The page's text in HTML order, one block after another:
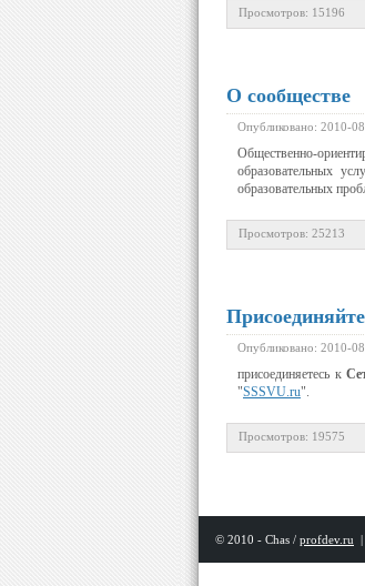
Просмотров: 15196
О сообществе
Опубликовано: 2010-
Общественно-
образовательных
образовательных
Просмотров: 25213
Опубликовано: 2010-
присоединяетесь к
"SSSVU.ru".
Просмотров: 19575
© 2010 - Chas / profdev.ru |